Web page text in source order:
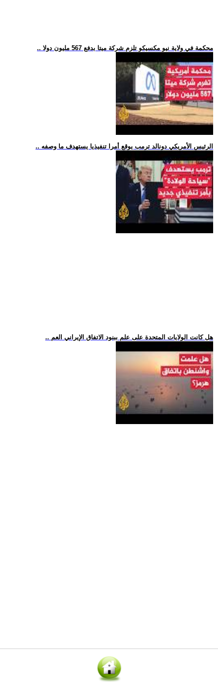
.. محكمة في ولاية نيو مكسيكو تلزم شركة ميتا بدفع 567 مليون دولا
.. الرئيس الأمريكي دونالد ترمب يوقع أمرا تنفيذيا يستهدف ما وصفه
.. هل كانت الولايات المتحدة على علم ببنود الاتفاق الإيراني العم